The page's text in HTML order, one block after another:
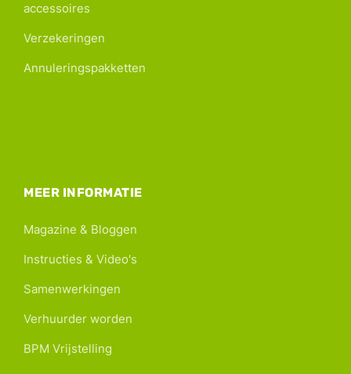
accessoires
Verzekeringen
Annuleringspakketten
MEER INFORMATIE
Magazine & Bloggen
Instructies & Video's
Samenwerkingen
Verhuurder worden
BPM Vrijstelling